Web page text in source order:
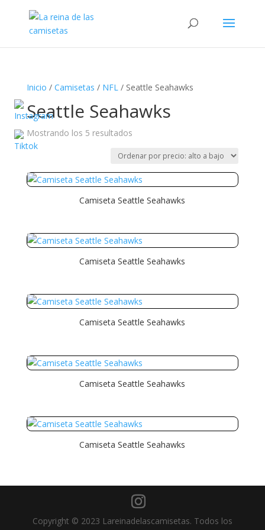
Búsqueda
Inicio / Camisetas / NFL/ Seattle Seahawks
Seattle Seahawks
Mostrando los 5 resultadosOrdenado
precio:
alto
a
bajo
Camiseta Seattle Seahawks
Camiseta Seattle Seahawks
Camiseta Seattle Seahawks
Camiseta Seattle Seahawks
Camiseta Seattle Seahawks
Copyright © 2023 Lareinadelascamisetas. Todos los